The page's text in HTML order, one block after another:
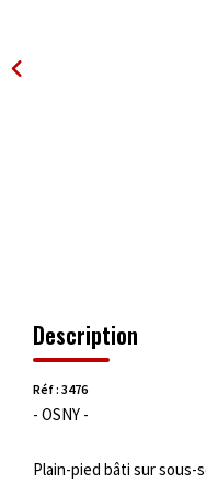
Description
Réf : 3476
- OSNY -
Plain-pied bâti sur sous-